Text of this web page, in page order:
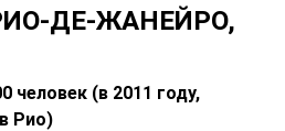
ДЕ-ЖАНЕЙРО,
человек (в 2011 году,
Рио)